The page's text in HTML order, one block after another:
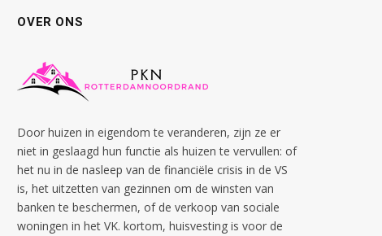
OVER ONS
Door huizen in eigendom te veranderen, zijn ze er
niet in geslaagd hun functie als huizen te vervullen: of
het nu in de nasleep van de financiële crisis in de VS
is, het uitzetten van gezinnen om de winsten van
banken te beschermen, of de verkoop van sociale
woningen in het VK. kortom, huisvesting is voor de